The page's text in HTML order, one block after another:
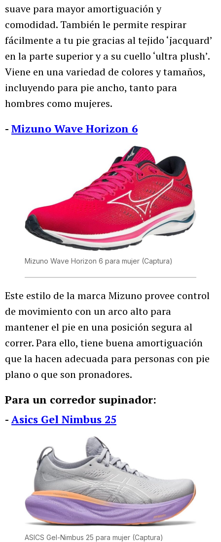
suave para mayor amortiguación y
comodidad. También le permite respirar
fácilmente a tu pie gracias al tejido ‘jacquard’
en la parte superior y a su cuello ‘ultra plush’.
Viene en una variedad de colores y tamaños,
incluyendo para pie ancho, tanto para
hombres como mujeres.
- Mizuno Wave Horizon 6
Mizuno Wave Horizon 6 para mujer (Captura)
Este estilo de la marca Mizuno provee control
de movimiento con un arco alto para
mantener el pie en una posición segura al
correr. Para ello, tiene buena amortiguación
que la hacen adecuada para personas con pie
plano o que son pronadores.
Para un corredor supinador:
-Asics Gel Nimbus 25
ASICS Gel-Nimbus 25 para mujer (Captura)